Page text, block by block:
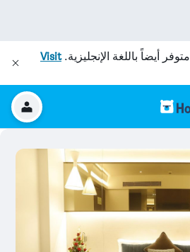
متوفر أيضاً باللغة الإنجليزية.Visit